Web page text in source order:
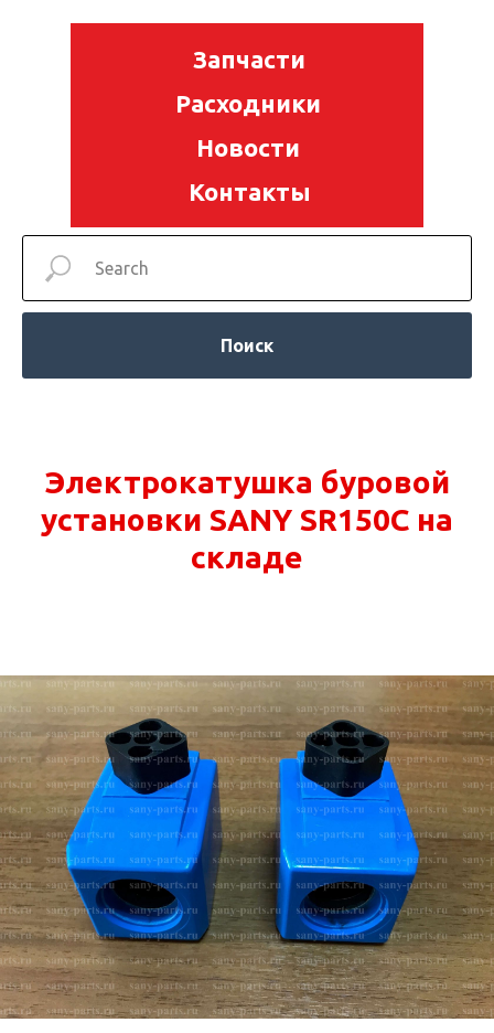
Запчасти
Расходники
Новости
Контакты
Поиск
Электрокатушка буровой
установки SANY SR150C на
складе